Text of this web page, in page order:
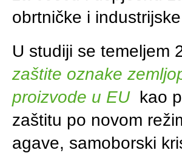
obrtničke i
U studiji se temeljem
zaštite oznake
proizvode u EUkao
zaštitu po novom
agave, samoborski